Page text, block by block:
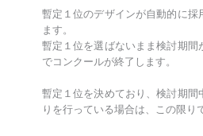
暫定１位のデザインが自動的に
ます。
暫定１位を選ばないまま検討期
でコンクールが終了します。
暫定１位を決めており、検討期
りを行っている場合は、この限り